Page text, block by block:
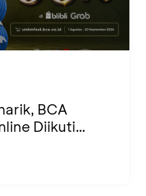
BCA
Diikuti